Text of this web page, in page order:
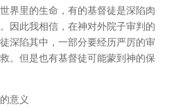
界里的生命，有的基督徒是深陷肉
因此我相信，在神对外院子审判的
深陷其中，一部分要经历严厉的审
。但是也有基督徒可能蒙到神的保
意义